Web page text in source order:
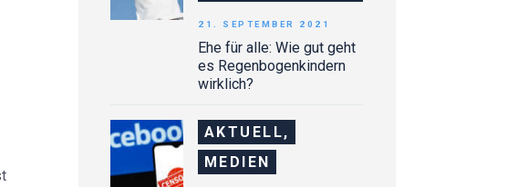
Ehe für alle: Wie gut geht
es Regenbogenkindern
wirklich?
21. SEPTEMBER 2021
AKTUELL,
MEDIEN